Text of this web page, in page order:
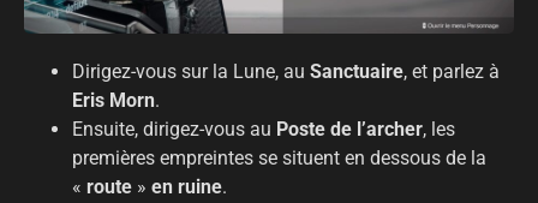
Dirigez-vous sur la Lune, au Sanctuaire, et parlez à
Eris Morn.
Ensuite, dirigez-vous au Poste de l’archer, les
premières empreintes se situent en dessous de la
« route » en ruine.